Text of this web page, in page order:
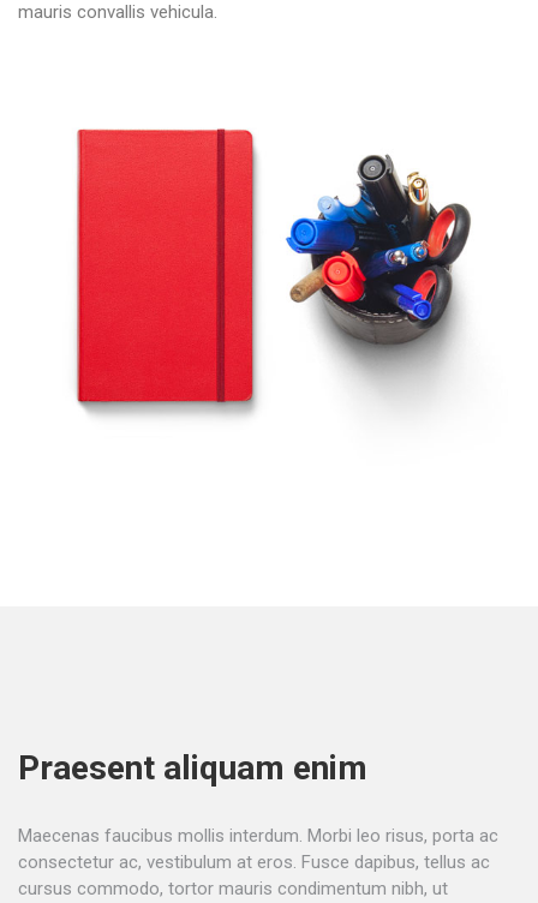
mauris convallis vehicula.
Praesent aliquam enim
Maecenas faucibus mollis interdum. Morbi leo risus, porta ac
consectetur ac, vestibulum at eros. Fusce dapibus, tellus ac
cursus commodo, tortor mauris condimentum nibh, ut